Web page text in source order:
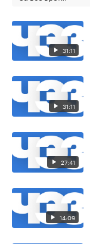
31:11
31:11
27:41
14:09